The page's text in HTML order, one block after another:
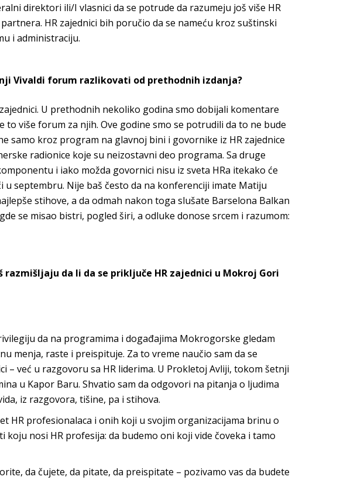
direktori ili/I vlasnici da se potrude da razumeju još više HR
HR zajednici bih poručio da se nameću kroz suštinski
i administraciju.
Vivaldi forum razlikovati od prethodnih izdanja?
U prethodnih nekoliko godina smo dobijali komentare
to više forum za njih. Ove godine smo se potrudili da to ne bude
samo kroz program na glavnoj bini i govornike iz HR zajednice
radionice koje su neizostavni deo programa. Sa druge
i iako možda govornici nisu iz sveta HRa itekako će
septembru. Nije baš često da na konferenciji imate Matiju
stihove, a da odmah nakon toga slušate Barselona Balkan
se misao bistri, pogled širi, a odluke donose srcem i razumom:
da li da se priključe HR zajednici u Mokroj Gori
da na programima i događajima Mokrogorske gledam
menja, raste i preispituje. Za to vreme naučio sam da se
– već u razgovoru sa HR liderima. U Prokletoj Avliji, tokom šetnji
u Kapor Baru. Shvatio sam da odgovori na pitanja o ljudima
iz razgovora, tišine, pa i stihova.
HR profesionalaca i onih koji u svojim organizacijama brinu o
nosi HR profesija: da budemo oni koji vide čoveka i tamo
da čujete, da pitate, da preispitate – pozivamo vas da budete